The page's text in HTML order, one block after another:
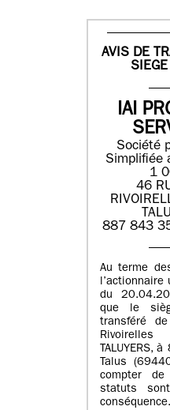
AVIS DE
IAI
Société
Simplifiée
1
46
887 843
Au terme
l’actionnaire
du
que le
transféré
TALUYERS,
Talus
compter
statuts
conséquence.